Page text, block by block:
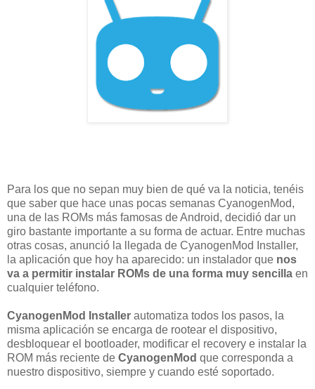
Para los que no sepan muy bien de qué va la noticia, tenéis
que saber que hace unas pocas semanas CyanogenMod,
una de las ROMs más famosas de Android, decidió dar un
giro bastante importante a su forma de actuar. Entre muchas
otras cosas, anunció la llegada de CyanogenMod Installer,
la aplicación que hoy ha aparecido: un instalador que nos
va a permitir instalar ROMs de una forma muy sencilla en
cualquier teléfono.
CyanogenMod Installer automatiza todos los pasos, la
misma aplicación se encarga de rootear el dispositivo,
desbloquear el bootloader, modificar el recovery e instalar la
ROM más reciente de CyanogenMod que corresponda a
nuestro dispositivo, siempre y cuando esté soportado.